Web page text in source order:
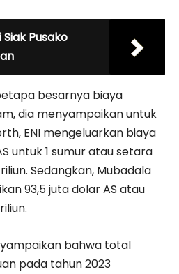
Siak Pusako
besarnya biaya
dia menyampaikan untuk
ENI mengeluarkan biaya
untuk 1 sumur atau setara
Sedangkan, Mubadala
93,5 juta dolar AS atau
bahwa total
pada tahun 2023